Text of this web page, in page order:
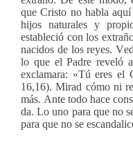
que Cristo no habla
hijos naturales y
estableció con los
nacidos de los reyes.
lo que el Padre reveló
exclamara: «Tú eres
16,16). Mirad cómo ni
más. Ante todo hace
da. Lo uno para que no
para que no se